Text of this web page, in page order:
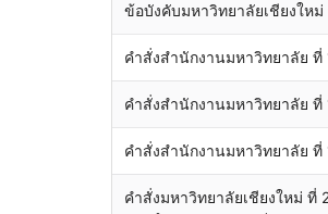
ข้อบังคับมหาวิทยาลัยเชียงให
คำสั่งสำนักงานมหาวิทยาลัย
คำสั่งสำนักงานมหาวิทยาลัย ที่
คำสั่งสำนักงานมหาวิทยาลัย ที่
คำสั่งมหาวิทยาลัยเชียงใหม่ ที่